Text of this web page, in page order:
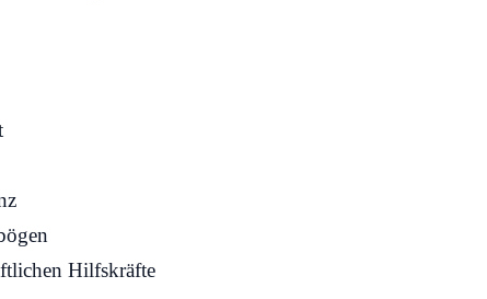
Hilfskräfte